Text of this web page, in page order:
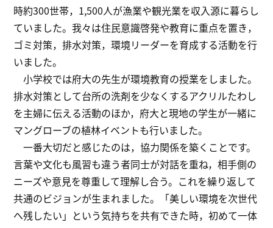
時約300世帯，1,500人が漁業や観光業を収入源に暮らし
ていました。我々は住民意識啓発や教育に重点を置き，
ゴミ対策，排水対策，環境リーダーを育成する活動を行
いました。
小学校では府大の先生が環境教育の授業をしました。
排水対策として台所の洗剤を少なくするアクリルたわし
を主婦に伝える活動のほか，府大と現地の学生が一緒に
マングローブの植林イベントも行いました。
一番大切だと感じたのは，協力関係を築くことです。
言葉や文化も風習も違う者同士が対話を重ね，相手側の
ニーズや意見を尊重して理解し合う。これを繰り返して
共通のビジョンが生まれました。「美しい環境を次世代
へ残したい」という気持ちを共有できた時，初めて一体